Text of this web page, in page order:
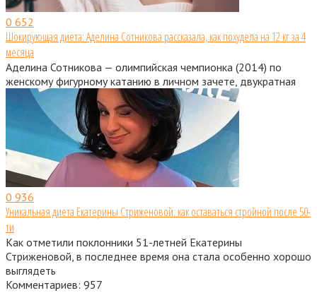
0 652
Шокирующая диета: Аделина Сотникова рассказала, как похудела на 12 кг за 4
месяца
Аделина Сотникова — олимпийская чемпионка (2014) по
женскому фигурному катанию в личном зачете, двукратная
0 936
Уникальная диета Екатерины Стриженовой: как оставаться стройной после 50-
ти
Как отметили поклонники 51-летней Екатерины
Стриженовой, в последнее время она стала особенно хорошо
выглядеть
Комментариев: 957